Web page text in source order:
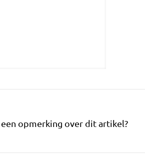
opmerking over dit artikel?